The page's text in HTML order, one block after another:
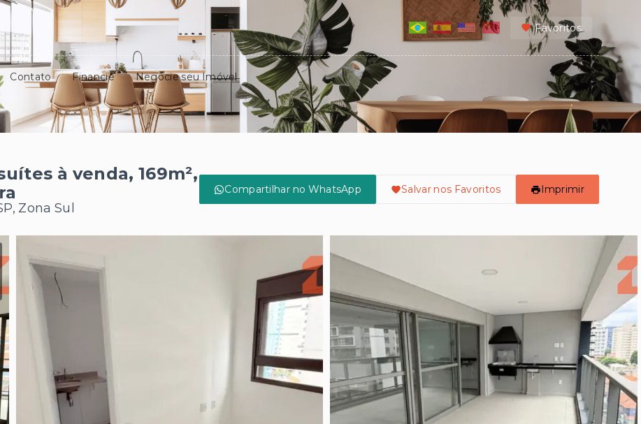
Favoritos
Contato Financie Negocie seu Imóvel
à venda, 169m²,
Zona Sul
Compartilhar no WhatsApp Salvar nos Favoritos Imprimir